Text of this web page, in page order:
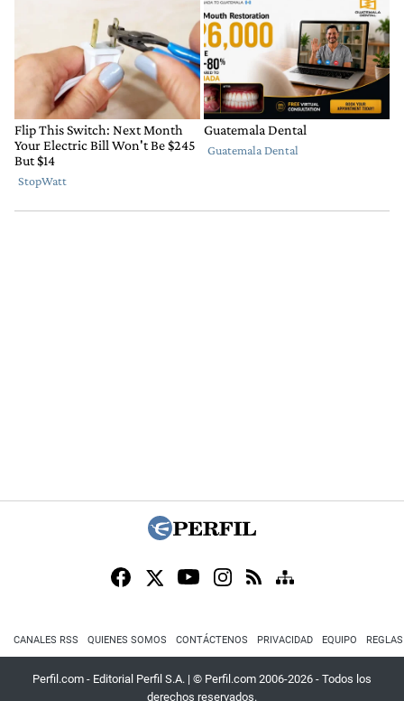
CANALES RSS QUIENES SOMOS CONTÁCTENOS PRIVACIDAD EQUIPO
Perfil.com - Editorial Perfil S.A. | © Perfil.com 2006-2026 - Todos los
derechos reservados.